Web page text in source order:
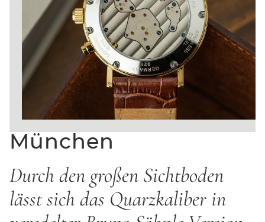
München
Durch den großen Sichtboden
lässt sich das Quarzkaliber in